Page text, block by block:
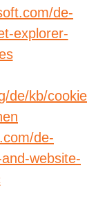
de-
explorer-
de/kb/cookie
de-
website-